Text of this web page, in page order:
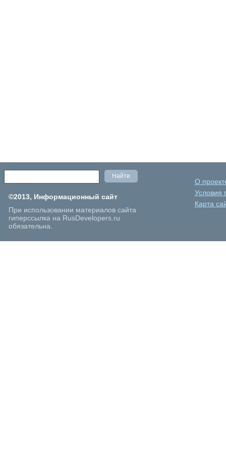
©2013, Информационный сайт
При использовании материалов сайта
гиперссылка на RusDevelopers.ru
обязательна.
О
Условия
Карта